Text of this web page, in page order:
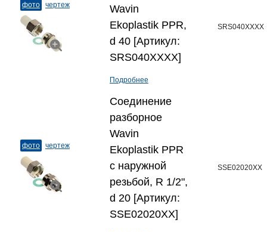
фото чертеж
Wavin
Ekoplastik PPR,
d 40 [Артикул:
SRS040XXXX]
Подробнее
SRS040XXXX
фото чертеж
Соединение
разборное
Wavin
Ekoplastik PPR
с наружной
резьбой, R 1/2",
d 20 [Артикул:
SSE02020XX]
SSE02020XX